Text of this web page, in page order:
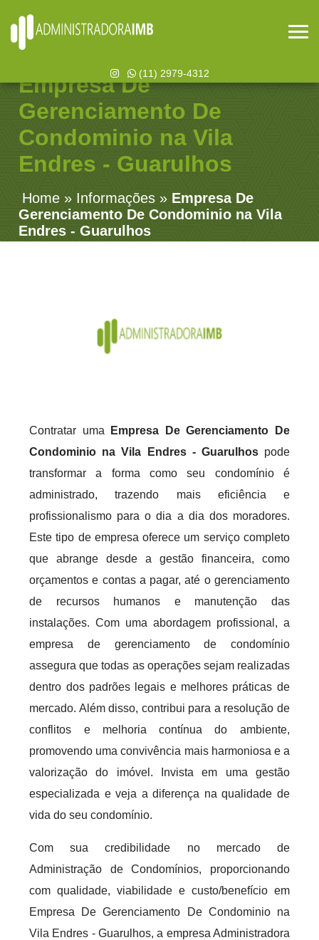
(11) 2979-4312
Empresa De
Gerenciamento De
Condominio na Vila
Endres - Guarulhos
Home » Informações » Empresa De
Gerenciamento De Condominio na Vila
Endres - Guarulhos
Contratar uma
Empresa De Gerenciamento De
Condominio na Vila Endres - Guarulhospode
transformar a forma como seu condomínio é
administrado, trazendo mais eficiência e
profissionalismo para o dia a dia dos moradores.
Este tipo de empresa oferece um serviço completo
que abrange desde a gestão financeira, como
orçamentos e contas a pagar, até o gerenciamento
de recursos humanos e manutenção das
instalações. Com uma abordagem profissional, a
empresa de gerenciamento de condomínio
assegura que todas as operações sejam realizadas
dentro dos padrões legais e melhores práticas de
mercado. Além disso, contribui para a resolução de
conflitos e melhoria contínua do ambiente,
promovendo uma convivência mais harmoniosa e a
valorização do imóvel. Invista em uma gestão
especializada e veja a diferença na qualidade de
vida do seu condomínio.
Com sua credibilidade no mercado de
Administração de Condomínios, proporcionando
com qualidade, viabilidade e custo/benefício em
Empresa De Gerenciamento De Condominio na
Vila Endres - Guarulhos, a empresa Administradora